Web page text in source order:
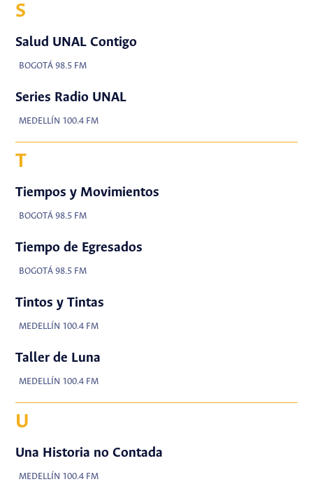
S
Salud UNAL Contigo
BOGOTÁ 98.5 FM
Series Radio UNAL
MEDELLÍN 100.4 FM
T
Tiempos y Movimientos
BOGOTÁ 98.5 FM
Tiempo de Egresados
BOGOTÁ 98.5 FM
Tintos y Tintas
MEDELLÍN 100.4 FM
Taller de Luna
MEDELLÍN 100.4 FM
U
Una Historia no Contada
MEDELLÍN 100.4 FM